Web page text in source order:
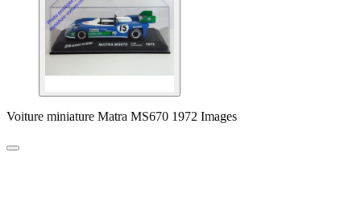
Voiture miniature Matra MS670 1972 Images